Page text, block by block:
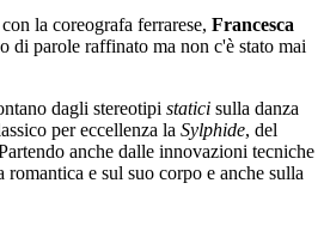
la coreografa ferrarese, Francesca
di parole raffinato ma non c'è stato mai
dagli stereotipi statici sulla danza
per eccellenza la Sylphide, del
anche dalle innovazioni tecniche
e sul suo corpo e anche sulla